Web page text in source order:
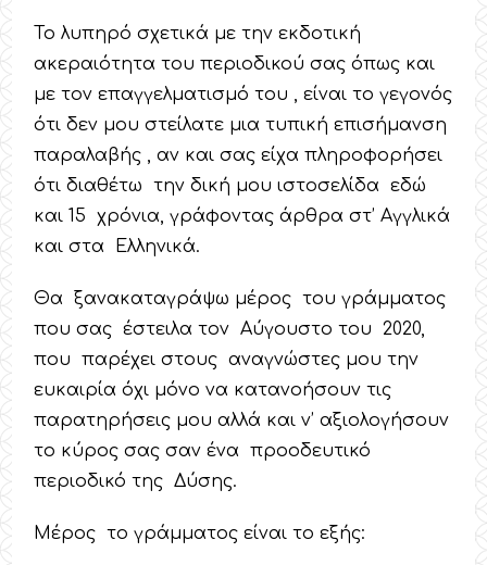
Το λυπηρό σχετικά με την εκδοτική
ακεραιότητα του περιοδικού σας όπως και
με τον επαγγελματισμό του , είναι το γεγονός
ότι δεν μου στείλατε μια τυπική επισήμανση
παραλαβής , αν και σας είχα πληροφορήσει
ότι διαθέτω την δική μου ιστοσελίδα εδώ
και 15 χρόνια, γράφοντας άρθρα στ’ Αγγλικά
και στα Ελληνικά.
Θα ξανακαταγράψω μέρος του γράμματος
που σας έστειλα τον Αύγουστο του 2020,
που παρέχει στους αναγνώστες μου την
ευκαιρία όχι μόνο να κατανοήσουν τις
παρατηρήσεις μου αλλά και ν’ αξιολογήσουν
το κύρος σας σαν ένα προοδευτικό
περιοδικό της Δύσης.
Μέρος το γράμματος είναι το εξής: